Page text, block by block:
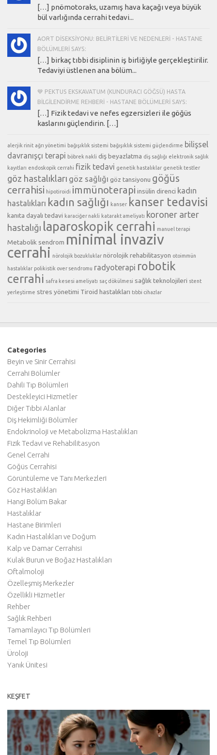
[…] pnömotoraks, uzamış hava kaçağı veya büyük
bül varlığında cerrahi tedavi...
AORT DISEKSIYONU: BELIRTILERI VE NEDENLERI - HASTANE
BÖLÜMLERI SAYS:
[…] birkaç tıbbi disiplinin iş birliğiyle gerçekleştirilir.
Tedaviyi üstlenen ana bölüm...
💙 PEKTUS EKSKAVATUM (KUNDURACI GÖĞSÜ) HASTA
BILGILENDIRME REHBERI - HASTANE BÖLÜMLERI SAYS:
[…] Fizik tedavi ve nefes egzersizleri ile göğüs
kaslarını güçlendirin. […]
alerjik rinit ağrı yönetimi bağışıklık sistemi bağışıklık sistemi güçlendirme bilişsel
davranışçı terapi böbrek nakli diş beyazlatma diş sağlığı elektronik sağlık
kayıtları endoskopik cerrahi fizik tedavi genetik hastalıklar genetik testler
göz hastalıkları göz sağlığı göz tansiyonu göğüs
cerrahisi hipotiroidi immünoterapi insülin direnci kadın
hastalıkları kadın sağlığı kanser kanser tedavisi
kanıta dayalı tedavi karaciğer nakli katarakt ameliyatı koroner arter
hastalığı laparoskopik cerrahi manuel terapi
Metabolik sendrom minimal invaziv
cerrahi nörolojik bozukluklar nörolojik rehabilitasyon otoimmün
hastalıklar polikistik over sendromu radyoterapi robotik
cerrahi safra kesesi ameliyatı saç dökülmesi sağlık teknolojileri stent
yerleştirme stres yönetimi Tiroid hastalıkları tıbbi cihazlar
Categories
Beyin ve Sinir Cerrahisi
Cerrahi Bölümler
Dahili Tıp Bölümleri
Destekleyici Hizmetler
Diğer Tıbbi Alanlar
Diş Hekimliği Bölümler
Endokrinoloji ve Metabolizma Hastalıkları
Fizik Tedavi ve Rehabilitasyon
Genel Cerrahi
Göğüs Cerrahisi
Görüntüleme ve Tanı Merkezleri
Göz Hastalıkları
Hangi Bölüm Bakar
Hastalıklar
Hastane Birimleri
Kadın Hastalıkları ve Doğum
Kalp ve Damar Cerrahisi
Kulak Burun ve Boğaz Hastalıkları
Oftalmoloji
Özelleşmiş Merkezler
Özellikli Hizmetler
Rehber
Sağlık Rehberi
Tamamlayıcı Tıp Bölümleri
Temel Tıp Bölümleri
Üroloji
Yanık Ünitesi
KEŞFET